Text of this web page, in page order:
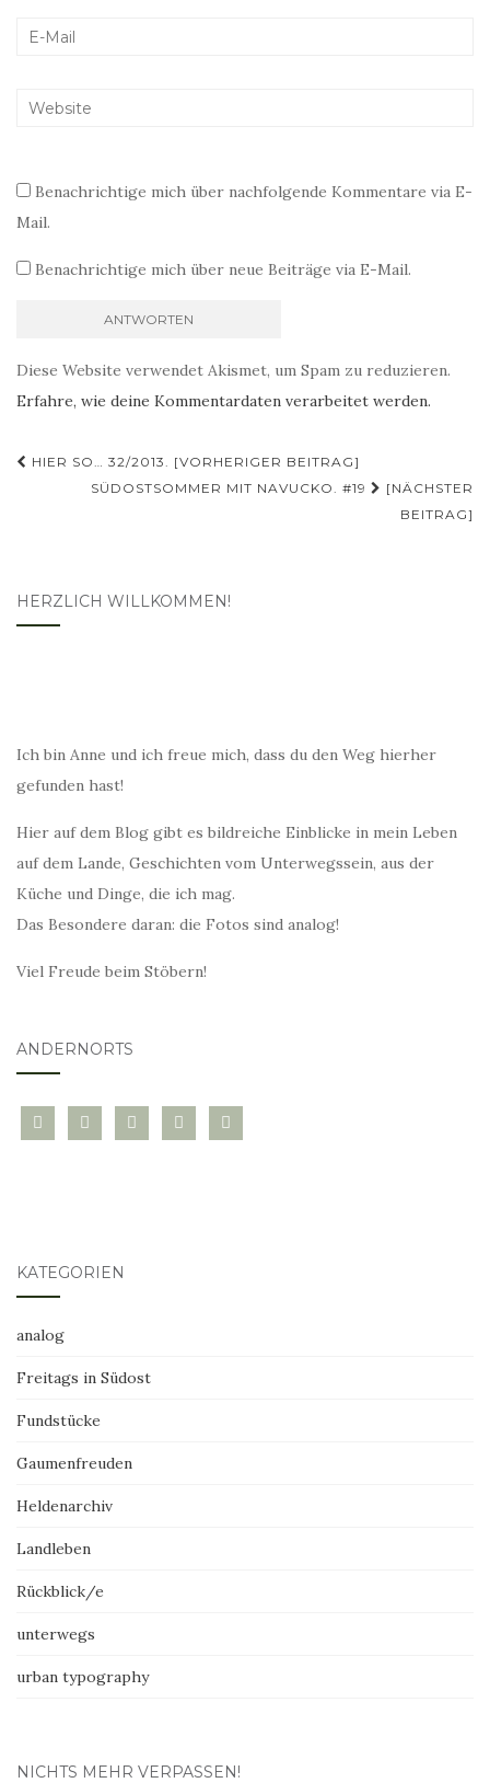
Benachrichtige mich über nachfolgende Kommentare via E-
Mail.
Benachrichtige mich über neue Beiträge via E-Mail.
Diese Website verwendet Akismet, um Spam zu reduzieren.
Erfahre, wie deine Kommentardaten verarbeitet werden.
Beitragsnavigation
HIER SO… 32/2013. [VORHERIGER BEITRAG]
SÜDOSTSOMMER MIT NAVUCKO. #19
[NÄCHSTER
BEITRAG]
HERZLICH WILLKOMMEN!
Ich bin Anne und ich freue mich, dass du den Weg hierher
gefunden hast!
Hier auf dem Blog gibt es bildreiche Einblicke in mein Leben
auf dem Lande, Geschichten vom Unterwegssein, aus der
Küche und Dinge, die ich mag.
Das Besondere daran: die Fotos sind analog!
Viel Freude beim Stöbern!
ANDERNORTS
bloglovininstagramtwitter pinterest
mail
KATEGORIEN
analog
Freitags in Südost
Fundstücke
Gaumenfreuden
Heldenarchiv
Landleben
Rückblick/e
unterwegs
urban typography
NICHTS MEHR VERPASSEN!